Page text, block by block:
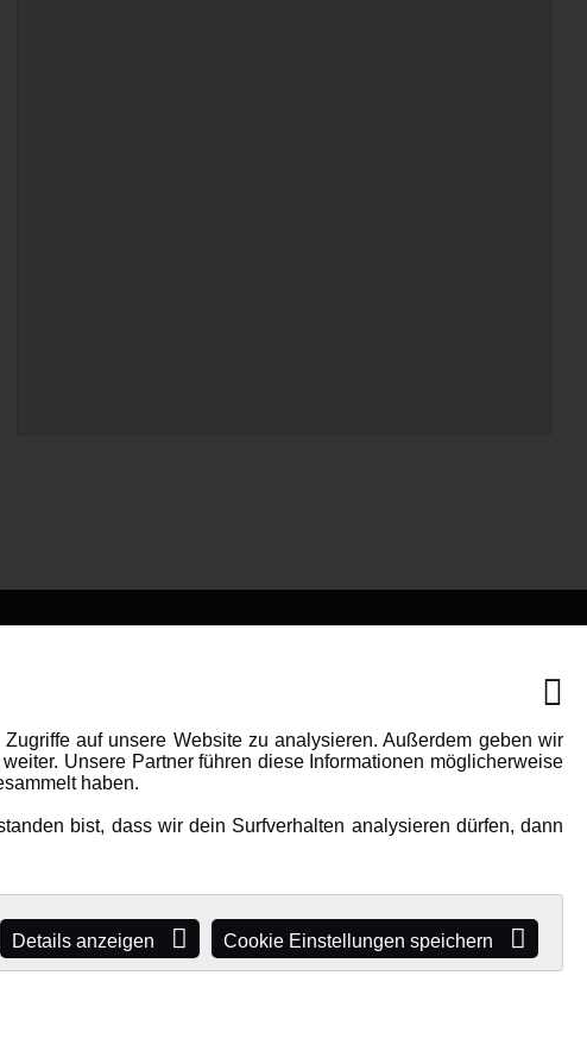
Zubehör
Nutzfahrzeuge
Werden Sie Amewi Händler
Amewi B2B-Shop
auf unsere Website zu analysieren. Außerdem geben wir
Unsere Partner führen diese Informationen möglicherweise
haben.
bist, dass wir dein Surfverhalten analysieren dürfen, dann
Cookie Einstellungen speichern
Details anzeigen